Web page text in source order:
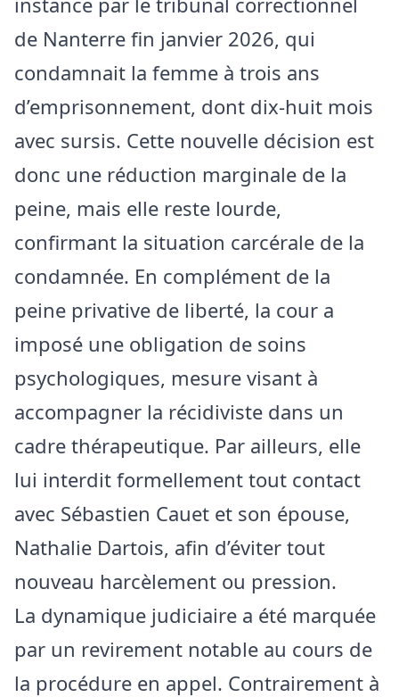
de Nanterre fin janvier 2026, qui
condamnait la femme à trois ans
d’emprisonnement, dont dix-huit mois
avec sursis. Cette nouvelle décision est
donc une réduction marginale de la
peine, mais elle reste lourde,
confirmant la situation carcérale de la
condamnée. En complément de la
peine privative de liberté, la cour a
imposé une obligation de soins
psychologiques, mesure visant à
accompagner la récidiviste dans un
cadre thérapeutique. Par ailleurs, elle
lui interdit formellement tout contact
avec Sébastien Cauet et son épouse,
Nathalie Dartois, afin d’éviter tout
nouveau harcèlement ou pression.
La dynamique judiciaire a été marquée
par un revirement notable au cours de
la procédure en appel. Contrairement à